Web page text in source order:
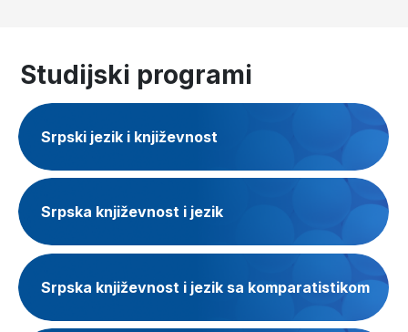
Studijski programi
Srpski jezik i književnost
Srpska književnost i jezik
Srpska književnost i jezik sa komparatistikom